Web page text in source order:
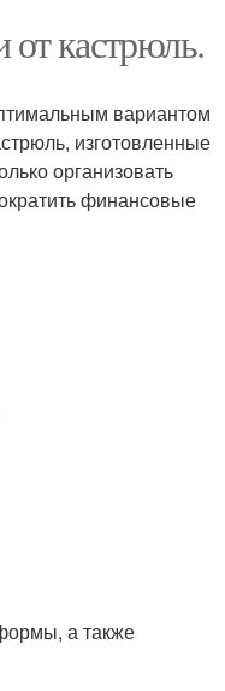
кастрюль.
вариантом
изготовленные
организовать
финансовые
а также